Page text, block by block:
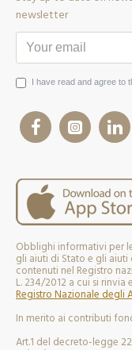
newsletter
I have read and agree to
Obblighi informativi per
gli aiuti di Stato e gli aiuti
contenuti nel Registro
L. 234/2012 a cui si
Registro Nazionale degli
In merito ai contributi
Art.1 del decreto-legge